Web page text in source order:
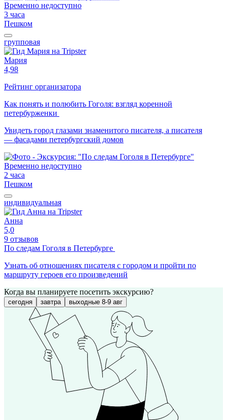
Временно недоступно
3 часа
Пешком
групповая
Мария
4,98
Рейтинг организатора
Как понять и полюбить Гоголя: взгляд коренной
петербурженки
Увидеть город глазами знаменитого писателя, а писателя
— фасадами петербургский домов
Временно недоступно
2 часа
Пешком
индивидуальная
Анна
5,0
9 отзывов
По следам Гоголя в Петербурге
Узнать об отношениях писателя с городом и пройти по
маршруту героев его произведений
Когда вы планируете посетить экскурсию?
сегодня завтра выходные 8-9 авг